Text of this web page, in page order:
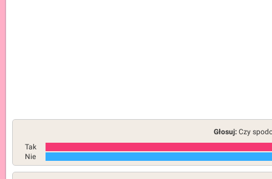
Głosuj: Czy
Tak
Nie